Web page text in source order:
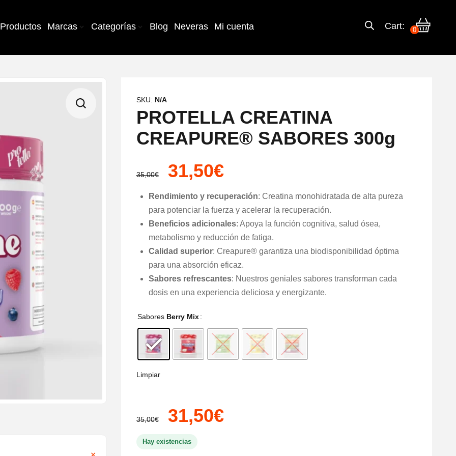
Productos Marcas Categorías Blog Neveras Mi cuenta Cart: 0
SKU: N/A
PROTELLA CREATINA
CREAPURE® SABORES 300g
35,00€ 31,50€
Rendimiento y recuperación: Creatina monohidratada de alta pureza
para potenciar la fuerza y acelerar la recuperación.
Beneficios adicionales: Apoya la función cognitiva, salud ósea,
metabolismo y reducción de fatiga.
Calidad superior: Creapure® garantiza una biodisponibilidad óptima
para una absorción eficaz.
Sabores refrescantes: Nuestros geniales sabores transforman cada
dosis en una experiencia deliciosa y energizante.
Sabores Berry Mix
Limpiar
35,00€
El
precio
31,50€El
Hay existencias